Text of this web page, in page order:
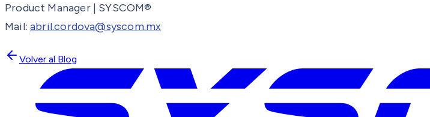
Product Manager | SYSCOM®
Mail:abril.cordova@syscom.mx
Volver al Blog